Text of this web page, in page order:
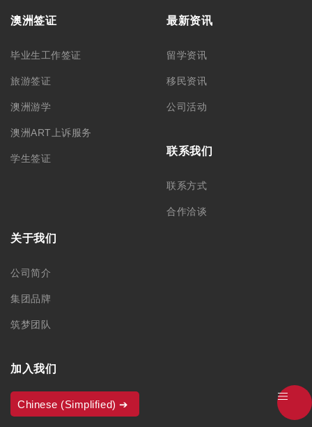
澳洲签证
毕业生工作签证
旅游签证
澳洲游学
澳洲ART上诉服务
学生签证
最新资讯
留学资讯
移民资讯
公司活动
联系我们
联系方式
合作洽谈
关于我们
公司简介
集团品牌
筑梦团队
加入我们
Chinese (Simplified)